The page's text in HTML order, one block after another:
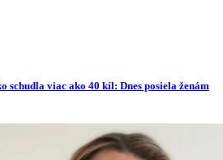
schudla viac ako 40 kíl: Dnes posiela ženám